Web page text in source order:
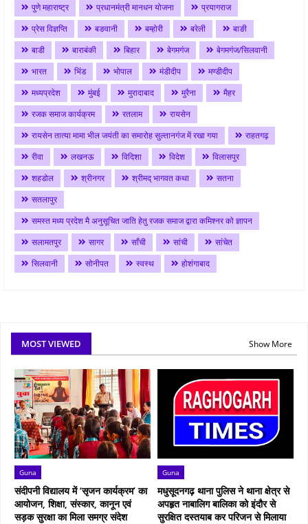
पुणे महाराष्ट्र
प्रधानमंत्री मानधन योजना
प्रयागराज
प्रेस विज्ञप्ति
बङवानी बम्होरी बरेली
बाङी
बाडी
बाराबंकी बिहार बेगमगंज
बेगमगंज/सिलवानी
भारत
भिंड भोपाल मंडीदीप
मण्डीदीप
मध्यप्रदेश
मुंबई मुरादाबाद मुरैना
मैहर
रजक समाज कार्यक्रम
रतलाम
रायसेन
रायसेन तात्या मामा भील जयंती का समारोह सुल्तानगंज में रखा गया
राहतगढ़
रीवा
लखनऊ विदिशा विदेश
विलासपुर
शहडोल
श्रीनगर श्रीमद् भागवत कथा
सतना
सतलापुर
समस्त मध्य प्रदेश मै अनुसूचित जाति हेतु रजक समाज द्वारा कमिश्नर को ज्ञापन
सलामतपुर
सागर साँची सांची
सांचेत
सिलवानी
सोनीपत स्वस्थ होशंगाबाद
MOST VIEWED Show More
Guna
संदीपनी विद्यालय में ‘सृजन कार्यक्रम’ का
आयोजन, शिक्षा, संस्कार, कानून एवं
सड़क सुरक्षा का मिला समग्र संदेश
Guna
मधुसूदनगढ़ थाना पुलिस ने थाना क्षेत्र से
अपहृत नाबालिग बालिका को इंदौर से
सुरक्षित दस्तयाब कर परिजन से मिलाया